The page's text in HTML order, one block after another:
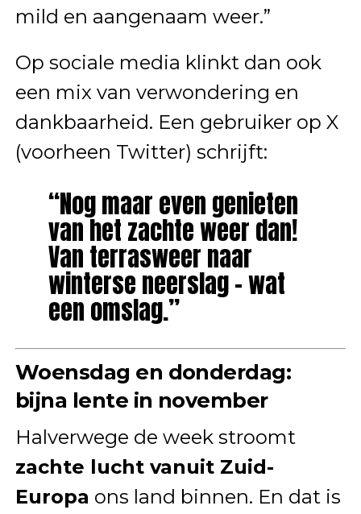
mild en aangenaam weer.”
Op sociale media klinkt dan ook
een mix van verwondering en
dankbaarheid. Een gebruiker op X
(voorheen Twitter) schrijft:
“Nog maar even genieten
van het zachte weer dan!
Van terrasweer naar
winterse neerslag – wat
een omslag.”
Woensdag en donderdag:
bijna lente in november
Halverwege de week stroomt
zachte lucht vanuit Zuid-
Europa ons land binnen. En dat is